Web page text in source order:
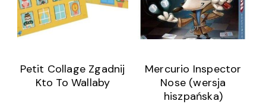
Petit Collage Zgadnij
Kto To Wallaby
Mercurio Inspector
Nose (wersja
hiszpańska)